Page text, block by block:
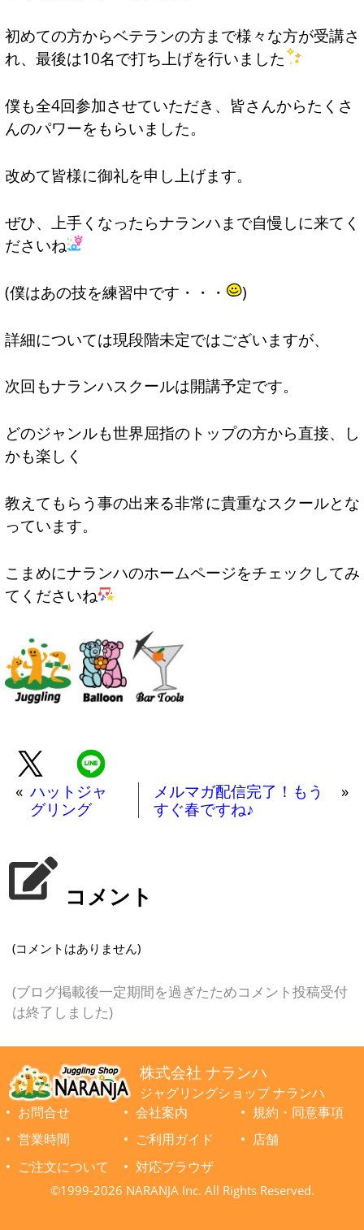
初めての方からベテランの方まで様々な方が受講さ
れ、最後は10名で打ち上げを行いました
僕も全4回参加させていただき、皆さんからたくさ
んのパワーをもらいました。
改めて皆様に御礼を申し上げます。
ぜひ、上手くなったらナランハまで自慢しに来てく
ださいね
(僕はあの技を練習中です・・・ )
詳細については現段階未定ではございますが、
次回もナランハスクールは開講予定です。
どのジャンルも世界屈指のトップの方から直接、し
かも楽しく
教えてもらう事の出来る非常に貴重なスクールとな
っています。
こまめにナランハのホームページをチェックしてみ
てくださいね
« ハットジャ
グリング
メルマガ配信完了！もう
すぐ春ですね♪
»
コメント
(コメントはありません)
(ブログ掲載後一定期間を過ぎたためコメント投稿受付
は終了しました)
株式会社 ナランハ
ジャグリングショップ ナランハ
お問合せ
会社案内
規約・同意事項
営業時間
ご利用ガイド
店舗
ご注文について
対応ブラウザ
©1999-2026 NARANJA Inc. All Rights Reserved.